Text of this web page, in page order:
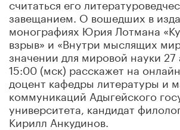
считаться его
завещанием. О вошедших в
монографиях Юрия Лотмана
взрыв» и «Внутри мыслящих
значении для мировой науки 27
15:00 (мск) расскажет на
доцент кафедры литературы и
коммуникаций Адыгейского
университета, кандидат
Кирилл Анкудинов.